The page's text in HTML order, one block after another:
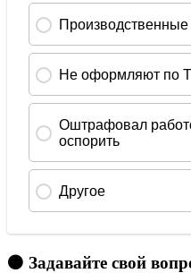
🟠 Задавайте свой